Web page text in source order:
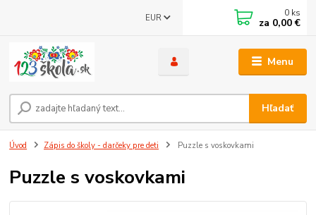
Menu
EUR
Hľadať
0 ks
za 0,00 €
Úvod Zápis do školy - darčeky pre deti Puzzle s voskovkami
Puzzle s voskovkami